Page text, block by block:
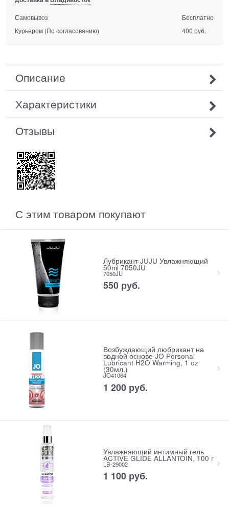
Самовывоз
Бесплатно
Курьером (По согласованию) 400 руб.
Описание
Характеристики
Отзывы
С этим товаром покупают
Лубрикант JUJU Увлажняющий
50ml 7050JU
7050JU
550 руб.
Возбуждающий любрикант на
водной основе JO Personal
Lubricant H2O Warming, 1 oz
(30мл.)
JO41064
1 200 руб.
Увлажняющий интимный гель
ACTIVE GLIDE ALLANTOIN, 100 г
LB-29002
1 100 руб.